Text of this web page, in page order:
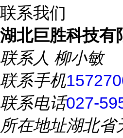
联系我们
湖北巨胜科技有
联系人 柳小敏
联系手机
联系电话027-
所在地址湖北省